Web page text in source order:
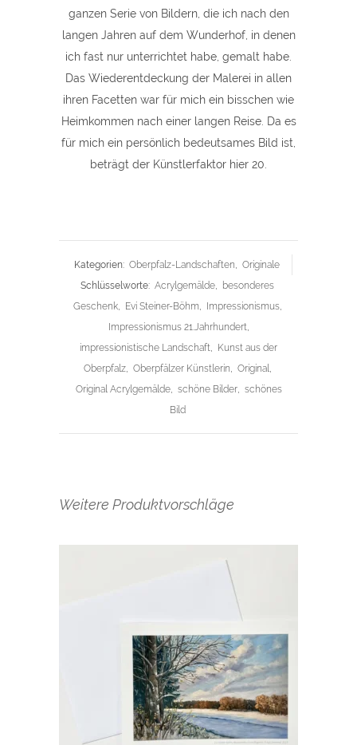
ganzen Serie von Bildern, die ich nach den
langen Jahren auf dem Wunderhof, in denen
ich fast nur unterrichtet habe, gemalt habe.
Das Wiederentdeckung der Malerei in allen
ihren Facetten war für mich ein bisschen wie
Heimkommen nach einer langen Reise. Da es
für mich ein persönlich bedeutsames Bild ist,
beträgt der Künstlerfaktor hier 20.
Kategorien: Oberpfalz-Landschaften, Originale
Schlüsselworte: Acrylgemälde, besonderes
Geschenk, Evi Steiner-Böhm, Impressionismus,
Impressionismus 21.Jahrhundert,
impressionistische Landschaft, Kunst aus der
Oberpfalz, Oberpfälzer Künstlerin, Original,
Original Acrylgemälde, schöne Bilder, schönes
Bild
Weitere Produktvorschläge